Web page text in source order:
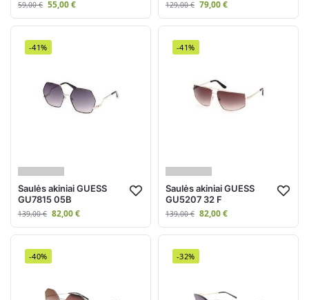
59,00€ 55,00€ 129,00€ 79,00€
-41%
Saulės akiniai GUESS
GU7815 05B
139,00€ 82,00€
-41%
Saulės akiniai GUESS
GU5207 32 F
139,00€ 82,00€
-40% -32%